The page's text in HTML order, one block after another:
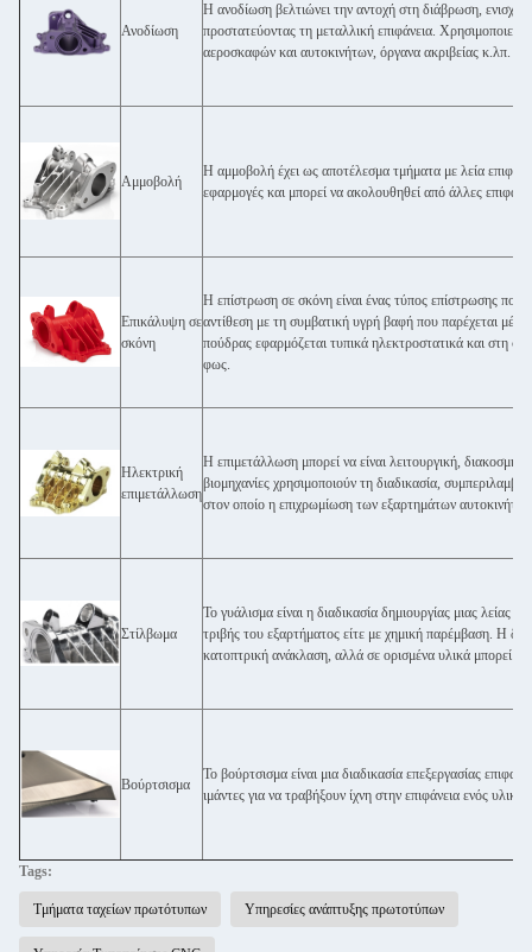
Ανοδίωση
Η ανοδίωση βελτιώνει την αντοχή στη διάβρωση,
προστατεύοντας τη μεταλλική επιφάνεια.
αεροσκαφών και αυτοκινήτων, όργανα ακριβείας κ.λπ.
Αμμοβολή
Η αμμοβολή έχει ως αποτέλεσμα τμήματα με λεία
εφαρμογές και μπορεί να ακολουθηθεί από άλλες
Επικάλυψη σε
σκόνη
Η επίστρωση σε σκόνη είναι ένας τύπος επίστρωσης
αντίθεση με τη συμβατική υγρή βαφή που παρέχεται
πούδρας εφαρμόζεται τυπικά ηλεκτροστατικά και στη
φως.
Ηλεκτρική
επιμετάλλωση
Η επιμετάλλωση μπορεί να είναι λειτουργική,
βιομηχανίες χρησιμοποιούν τη διαδικασία,
στον οποίο η επιχρωμίωση των εξαρτημάτων
Στίλβωμα
Το γυάλισμα είναι η διαδικασία δημιουργίας μιας λείας
τριβής του εξαρτήματος είτε με χημική παρέμβαση. Η
κατοπτρική ανάκλαση, αλλά σε ορισμένα υλικά μπορεί
Βούρτσισμα
Το βούρτσισμα είναι μια διαδικασία επεξεργασίας
ιμάντες για να τραβήξουν ίχνη στην επιφάνεια ενός
Tags:
Τμήματα ταχείων πρωτότυπων Υπηρεσίες ανάπτυξης πρωτοτύπων